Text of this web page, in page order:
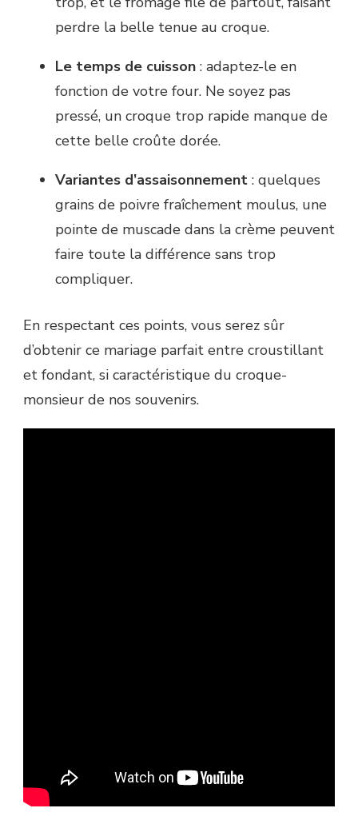
perdre la belle tenue au croque.
Le temps de cuisson : adaptez-le en
fonction de votre four. Ne soyez pas
pressé, un croque trop rapide manque de
cette belle croûte dorée.
Variantes d’assaisonnement : quelques
grains de poivre fraîchement moulus, une
pointe de muscade dans la crème peuvent
faire toute la différence sans trop
compliquer.
En respectant ces points, vous serez sûr
d’obtenir ce mariage parfait entre croustillant
et fondant, si caractéristique du croque-
monsieur de nos souvenirs.